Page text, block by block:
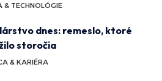
& TECHNOLÓGIE
dnes: remeslo, ktoré
storočia
& KARIÉRA